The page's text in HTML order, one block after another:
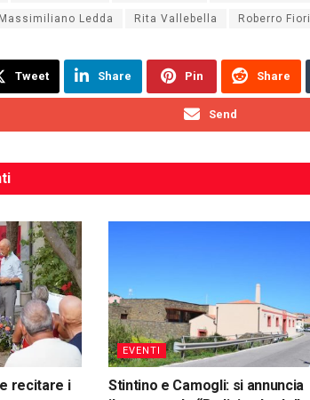
Massimiliano Ledda Rita Vallebella Roberro Fiori
Tweet Share Pin Share
Send
recitare i
EVENTI
Stintino e Camogli: si annuncia